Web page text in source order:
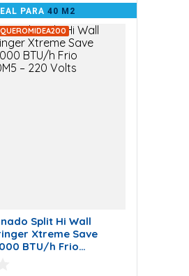
PARA 40 M2
Split Hi Wall
Xtreme Save
BTU/h Frio